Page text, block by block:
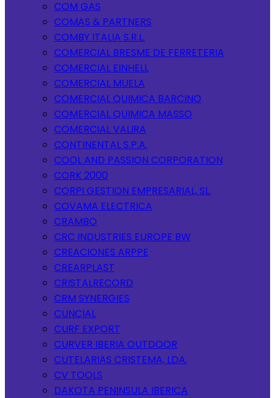
COM GAS
COMAS & PARTNERS
COMBY ITALIA S.R.L.
COMERCIAL BRESME DE FERRETERIA
COMERCIAL EINHELL
COMERCIAL MUELA
COMERCIAL QUIMICA BARCINO
COMERCIAL QUIMICA MASSO
COMERCIAL VALIRA
CONTINENTAL S.P.A.
COOL AND PASSION CORPORATION
CORK 2000
CORPI GESTION EMPRESARIAL, SL.
COVAMA ELECTRICA
CRAMBO
CRC INDUSTRIES EUROPE BW
CREACIONES ARPPE
CREARPLAST
CRISTALRECORD
CRM SYNERGIES
CUNCIAL
CURF EXPORT
CURVER IBERIA OUTDOOR
CUTELARIAS CRISTEMA, LDA.
CV TOOLS
DAKOTA PENINSULA IBERICA